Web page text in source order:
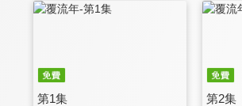
第1集 第2集